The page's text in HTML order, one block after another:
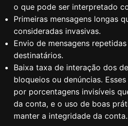
A Importância da Interação
Humanização da Marca
Conteúdo Responsável
Continuidade na Conversa
o que pode ser interpretado
Primeiras mensagens longas
consideradas invasivas.
Envio de mensagens
destinatários.
Baixa taxa de interação dos
bloqueios ou denúncias.
por porcentagens invisíveis
da conta, e o uso de boas
manter a integridade da conta.